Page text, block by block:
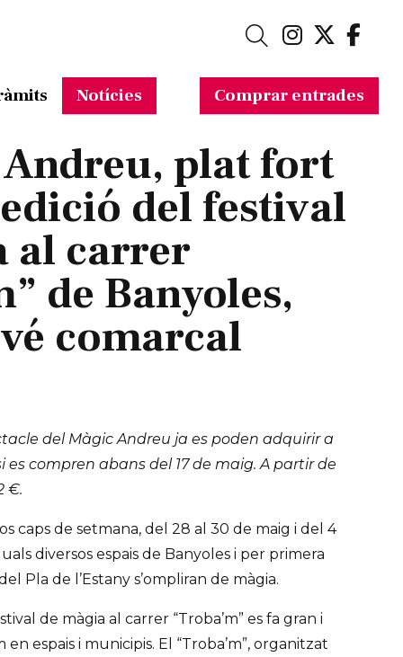
Link aLink
Cerca
Notícies Comprar entrades
plat fort
del festival
al carrer
de Banyoles,
comarcal
del Màgic Andreu ja es poden adquirir a
es compren abans del 17 de maig. A partir de
€.
caps de setmana, del 28 al 30 de maig i del 4
diversos espais de Banyoles i per primera
Pla de l’Estany s’ompliran de màgia.
de màgia al carrer “Troba’m” es fa gran i
en espais i municipis. El “Troba’m”, organitzat